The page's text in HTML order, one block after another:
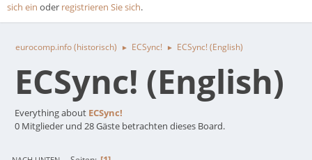
sich ein oder registrieren Sie sich.
eurocomp.info (historisch) ► ECSync! ► ECSync! (English)
ECSync! (English)
Everything about ECSync!
0 Mitglieder und 28 Gäste betrachten dieses Board.